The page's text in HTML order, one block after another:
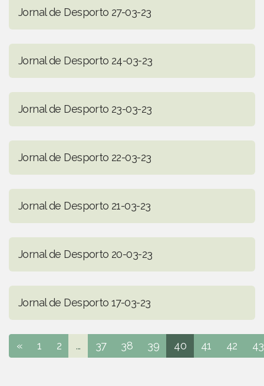
Jornal de Desporto 27-03-23
Jornal de Desporto 24-03-23
Jornal de Desporto 23-03-23
Jornal de Desporto 22-03-23
Jornal de Desporto 21-03-23
Jornal de Desporto 20-03-23
Jornal de Desporto 17-03-23
« 1 2 ... 37 38 39 40 41 42 43